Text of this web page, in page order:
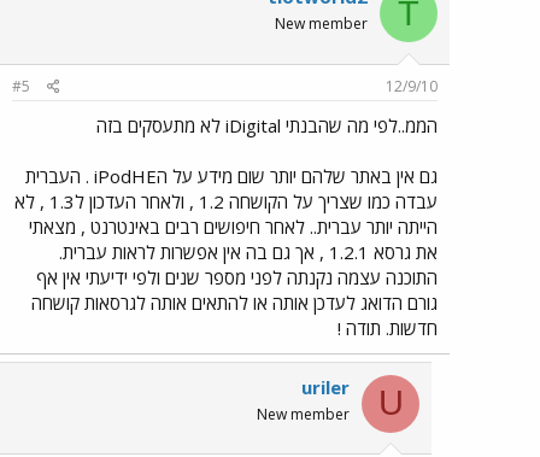
T
New member
12/9/10
#5
הממ..לפי מה שהבנתי iDigital לא מתעסקים בזה
גם אין באתר שלהם יותר שום מידע על הiPodHE . העברית
עבדה כמו שצריך על הקושחה 1.2 , ולאחר העדכון ל1.3 , לא
הייתה יותר עברית.. לאחר חיפושים רבים באינטרנט , מצאתי
את גרסא 1.2.1 , אך גם בה אין אפשרות לראות עברית.
התוכנה עצמה נקנתה לפני מספר שנים ולפי ידיעתי אין אף
גורם הדואג לעדכן אותה או להתאים אותה לגרסאות קושחה
חדשות. תודה !
U
uriler
New member